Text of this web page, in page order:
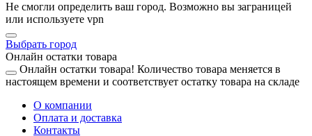
Не смогли определить ваш город. Возможно вы заграницей
или используете vpn
Выбрать город
Онлайн остатки товара
Онлайн остатки товара! Количество товара меняется в
настоящем времени и соответствует остатку товара на складе
О компании
Оплата и доставка
Контакты